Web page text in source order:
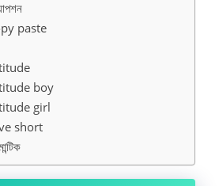
paste
boy
girl
short